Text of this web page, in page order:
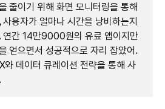
줄이기 위해 화면 모니터링을 통해
용자가 얼마나 시간을 낭비하는지
연간 14만9000원의 유료 앱이지만
얻으면서 성공적으로 자리 잡았어.
와 데이터 큐레이션 전략을 통해 사